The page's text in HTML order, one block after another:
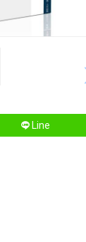
Line